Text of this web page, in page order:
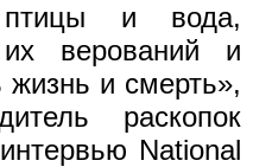
и вода,
верований и
и смерть»,
раскопок
National